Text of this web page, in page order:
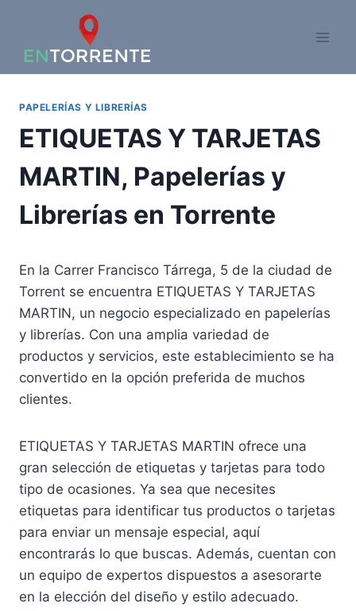
contenido
PAPELERÍAS Y LIBRERÍAS
ETIQUETAS Y TARJETAS
MARTIN, Papelerías y
Librerías en Torrente
En la Carrer Francisco Tárrega, 5 de la ciudad de
Torrent se encuentra ETIQUETAS Y TARJETAS
MARTIN, un negocio especializado en papelerías
y librerías. Con una amplia variedad de
productos y servicios, este establecimiento se ha
convertido en la opción preferida de muchos
clientes.
ETIQUETAS Y TARJETAS MARTIN ofrece una
gran selección de etiquetas y tarjetas para todo
tipo de ocasiones. Ya sea que necesites
etiquetas para identificar tus productos o tarjetas
para enviar un mensaje especial, aquí
encontrarás lo que buscas. Además, cuentan con
un equipo de expertos dispuestos a asesorarte
en la elección del diseño y estilo adecuado.